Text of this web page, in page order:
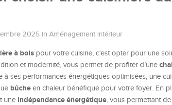
2025 in Aménagement intérieur
à bois pour votre cuisine, c’est opter pour une
et modernité, vous permet de profiter d’une
à ses performances énergétiques optimisées, une
bûche en chaleur bénéfique pour votre foyer. En
une indépendance énergétique, vous permettant